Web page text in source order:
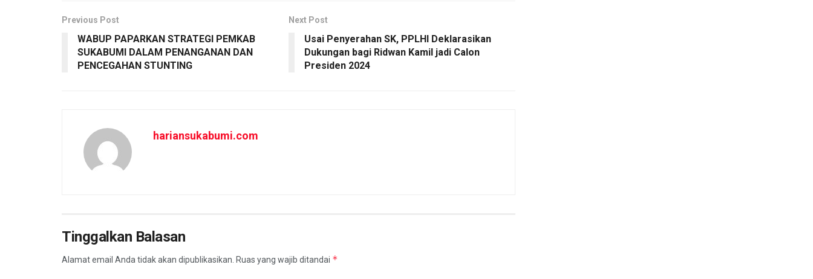
o
k
p
Previous Post
WABUP PAPARKAN STRATEGI PEMKAB
SUKABUMI DALAM PENANGANAN DAN
PENCEGAHAN STUNTING
Next Post
Usai Penyerahan SK, PPLHI Deklarasikan
Dukungan bagi Ridwan Kamil jadi Calon
Presiden 2024
hariansukabumi.com
Tinggalkan Balasan
Alamat email Anda tidak akan dipublikasikan. Ruas yang wajib ditandai *